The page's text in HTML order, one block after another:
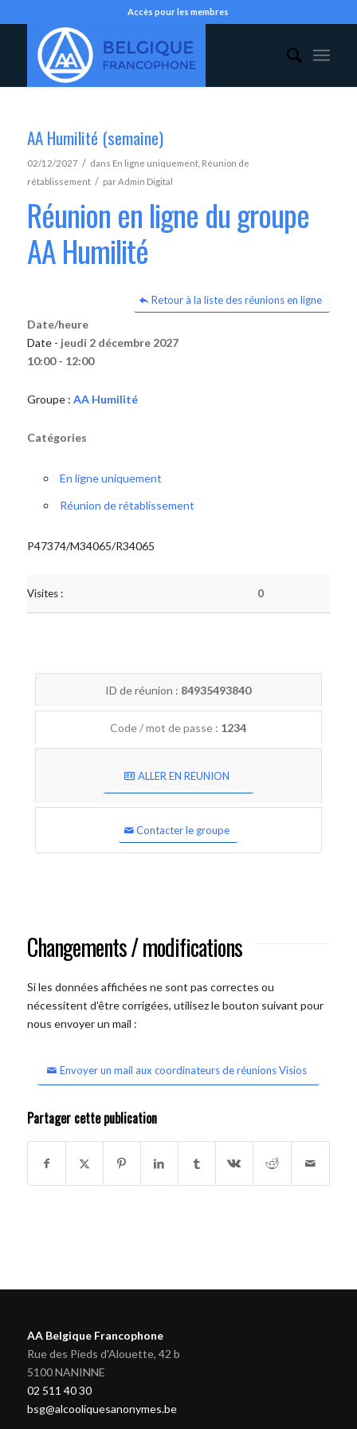
Accès pour les membres
AA Humilité (semaine)
02/12/2027 / dans En ligne uniquement, Réunion de
rétablissement / parAdmin Digital
Réunion en ligne du groupe
AA Humilité
Retour à la liste des réunions en ligne
Date/heure
Date - jeudi 2 décembre 2027
10:00 - 12:00
Groupe : AA Humilité
Catégories
En ligne uniquement
Réunion de rétablissement
P47374/M34065/R34065
Visites : 0
ID de réunion : 84935493840
Code / mot de passe : 1234
ALLER EN REUNION
Contacter le groupe
Changements / modifications
Si les données affichées ne sont pas correctes ou
nécessitent d'être corrigées, utilisez le bouton suivant pour
nous envoyer un mail :
Envoyer un mail aux coordinateurs de réunions Visios
Partager cette publication
AA Belgique Francophone
Rue des Pieds d'Alouette, 42 b
5100 NANINNE
02 511 40 30
bsg@alcooliquesanonymes.be